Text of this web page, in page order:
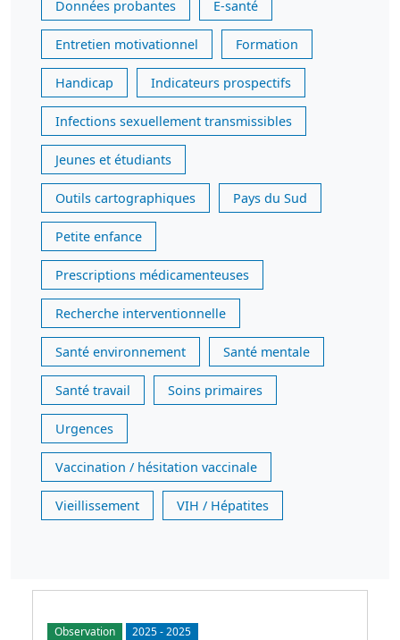
Données probantes E-santé
Entretien motivationnel Formation
Handicap Indicateurs prospectifs
Infections sexuellement transmissibles
Jeunes et étudiants
Outils cartographiques Pays du Sud
Petite enfance
Prescriptions médicamenteuses
Recherche interventionnelle
Santé environnement Santé mentale
Santé travail Soins primaires
Urgences
Vaccination / hésitation vaccinale
Vieillissement VIH / Hépatites
Observation 2025-2025